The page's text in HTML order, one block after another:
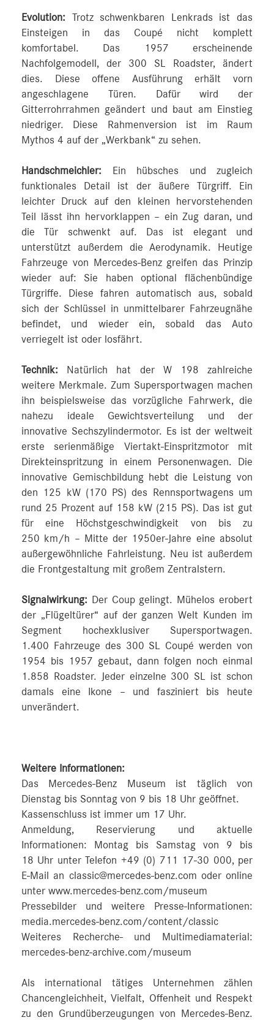
Evolution: Trotz schwenkbaren Lenkrads ist das
Einsteigen in das Coupé nicht komplett
komfortabel. Das 1957 erscheinende
Nachfolgemodell, der 300 SL Roadster, ändert
dies. Diese offene Ausführung erhält vorn
angeschlagene Türen. Dafür wird der
Gitterrohrrahmen geändert und baut am Einstieg
niedriger. Diese Rahmenversion ist im Raum
Mythos 4 auf der „Werkbank“ zu sehen.
Handschmeichler: Ein hübsches und zugleich
funktionales Detail ist der äußere Türgriff. Ein
leichter Druck auf den kleinen hervorstehenden
Teil lässt ihn hervorklappen – ein Zug daran, und
die Tür schwenkt auf. Das ist elegant und
unterstützt außerdem die Aerodynamik. Heutige
Fahrzeuge von Mercedes-Benz greifen das Prinzip
wieder auf: Sie haben optional flächenbündige
Türgriffe. Diese fahren automatisch aus, sobald
sich der Schlüssel in unmittelbarer Fahrzeugnähe
befindet, und wieder ein, sobald das Auto
verriegelt ist oder losfährt.
Technik: Natürlich hat der W 198 zahlreiche
weitere Merkmale. Zum Supersportwagen machen
ihn beispielsweise das vorzügliche Fahrwerk, die
nahezu ideale Gewichtsverteilung und der
innovative Sechszylindermotor. Es ist der weltweit
erste serienmäßige Viertakt-Einspritzmotor mit
Direkteinspritzung in einem Personenwagen. Die
innovative Gemischbildung hebt die Leistung von
den 125 kW (170 PS) des Rennsportwagens um
rund 25 Prozent auf 158 kW (215 PS). Das ist gut
für eine Höchstgeschwindigkeit von bis zu
250 km/h – Mitte der 1950er-Jahre eine absolut
außergewöhnliche Fahrleistung. Neu ist außerdem
die Frontgestaltung mit großem Zentralstern.
Signalwirkung: Der Coup gelingt. Mühelos erobert
der „Flügeltürer“ auf der ganzen Welt Kunden im
Segment hochexklusiver Supersportwagen.
1.400 Fahrzeuge des 300 SL Coupé werden von
1954 bis 1957 gebaut, dann folgen noch einmal
1.858 Roadster. Jeder einzelne 300 SL ist schon
damals eine Ikone – und fasziniert bis heute
unverändert.
Weitere Informationen:
Das Mercedes-Benz Museum ist täglich von
Dienstag bis Sonntag von 9 bis 18 Uhr geöffnet.
Kassenschluss ist immer um 17 Uhr.
Anmeldung, Reservierung und aktuelle
Informationen: Montag bis Samstag von 9 bis
18 Uhr unter Telefon +49 (0) 711 17-30 000, per
E-Mail an classic@mercedes-benz.com oder online
unter www.mercedes-benz.com/museum
Pressebilder und weitere Presse-Informationen:
media.mercedes-benz.com/content/classic
Weiteres Recherche- und Multimediamaterial:
mercedes-benz-archive.com/museum
Als international tätiges Unternehmen zählen
Chancengleichheit, Vielfalt, Offenheit und Respekt
zu den Grundüberzeugungen von Mercedes-Benz.